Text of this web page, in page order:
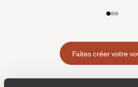
Faites créer votre